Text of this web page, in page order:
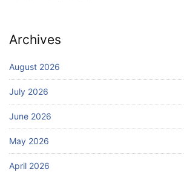
Archives
August 2026
July 2026
June 2026
May 2026
April 2026